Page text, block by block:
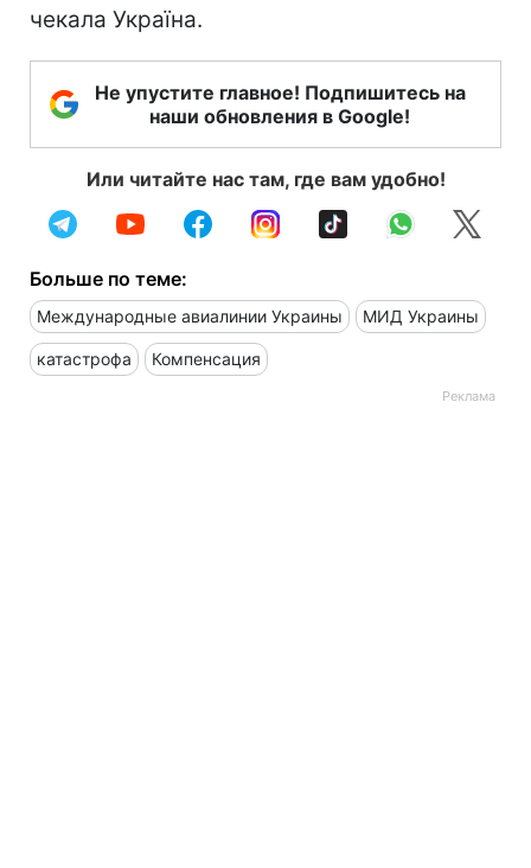
чекала Україна.
Не упустите главное! Подпишитесь на
наши обновления в Google!
Или читайте нас там, где вам удобно!
Больше по теме:
Международные авиалинии Украины МИД Украины
катастрофа Компенсация